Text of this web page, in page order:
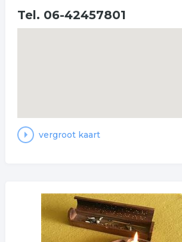
Tel. 06-42457801
vergroot kaart